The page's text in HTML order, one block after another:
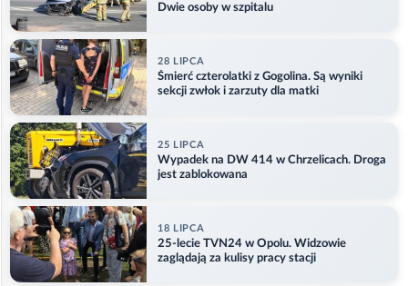
Dwie osoby w szpitalu
28 LIPCA
Śmierć czterolatki z Gogolina. Są wyniki
sekcji zwłok i zarzuty dla matki
25 LIPCA
Wypadek na DW 414 w Chrzelicach. Droga
jest zablokowana
18 LIPCA
25-lecie TVN24 w Opolu. Widzowie
zaglądają za kulisy pracy stacji